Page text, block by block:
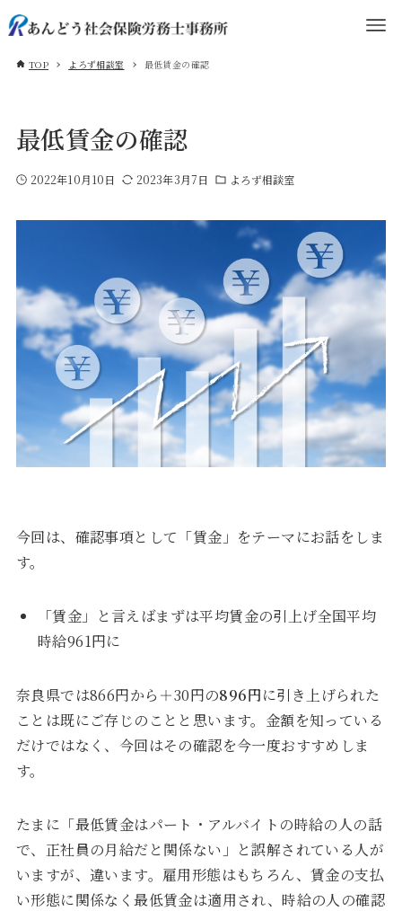
TOP よろず相談室 最低賃金の確認
最低賃金の確認
2022年10月10日 2023年3月7日 よろず相談室
今回は、確認事項として「賃金」をテーマにお話をしま
す。
「賃金」と言えばまずは平均賃金の引上げ全国平均
時給961円に
奈良県では866円から＋30円の896円に引き上げられた
ことは既にご存じのことと思います。金額を知っている
だけではなく、今回はその確認を今一度おすすめしま
す。
たまに「最低賃金はパート・アルバイトの時給の人の話
で、正社員の月給だと関係ない」と誤解されている人が
いますが、違います。雇用形態はもちろん、賃金の支払
い形態に関係なく最低賃金は適用され、時給の人の確認